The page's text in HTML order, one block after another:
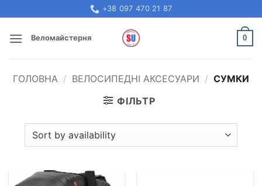
to
content
+38 097 470 21 87
Веломайстерня 0
ГОЛОВНА / ВЕЛОСИПЕДНІ АКСЕСУАРИ / СУМКИ
ФІЛЬТР